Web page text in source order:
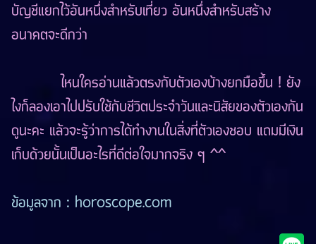
บัญชีแยกไว้อันหนึ่งสำหรับเที่ยว อันหนึ่งสำหรับสร้าง
อนาคตจะดีกว่า
ไหนใครอ่านแล้วตรงกับตัวเองบ้างยกมือขึ้น ! ยัง
ไงก็ลองเอาไปปรับใช้กับชีวิตประจำวันและนิสัยของตัวเองกัน
ดูนะคะ แล้วจะรู้ว่าการได้ทำงานในสิ่งที่ตัวเองชอบ แถมมีเงิน
เก็บด้วยนั้นเป็นอะไรที่ดีต่อใจมากจริง ๆ ^^
ข้อมูลจาก : horoscope.com